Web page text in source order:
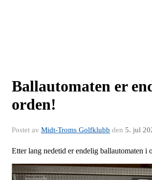
Ballautomaten er
orden!
Postet av Midt-Troms Golfklubb den 5. jul
Etter lang nedetid er endelig ballautomaten i